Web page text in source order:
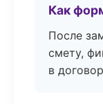
Как
После
смету,
в